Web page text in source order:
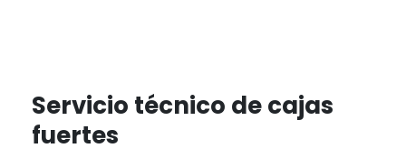
Servicio técnico de cajas
fuertes